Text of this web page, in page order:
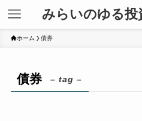
みらいのゆる
ホーム 債券
債券 – tag –